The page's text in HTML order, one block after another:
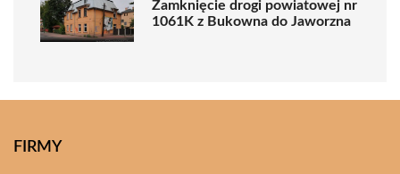
Zamknięcie drogi powiatowej nr
1061K z Bukowna do Jaworzna
FIRMY